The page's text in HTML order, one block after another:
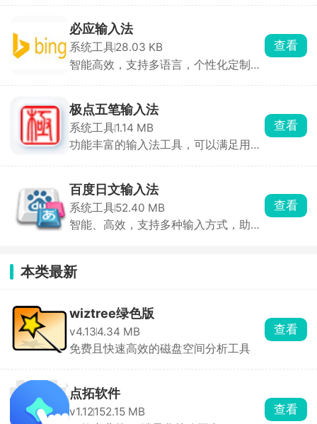
必应输入法
系统工具28.03 KB
智能高效，支持多语言，个性化定制，
查看
极点五笔输入法
系统工具1.14 MB
功能丰富的输入法工具，可以满足用户
查看
百度日文输入法
系统工具52.40 MB
智能、高效，支持多种输入方式，助您
查看
本类最新
wiztree绿色版
v4.134.34 MB
免费且快速高效的磁盘空间分析工具
查看
点拓软件
v1.12152.15 MB
查看